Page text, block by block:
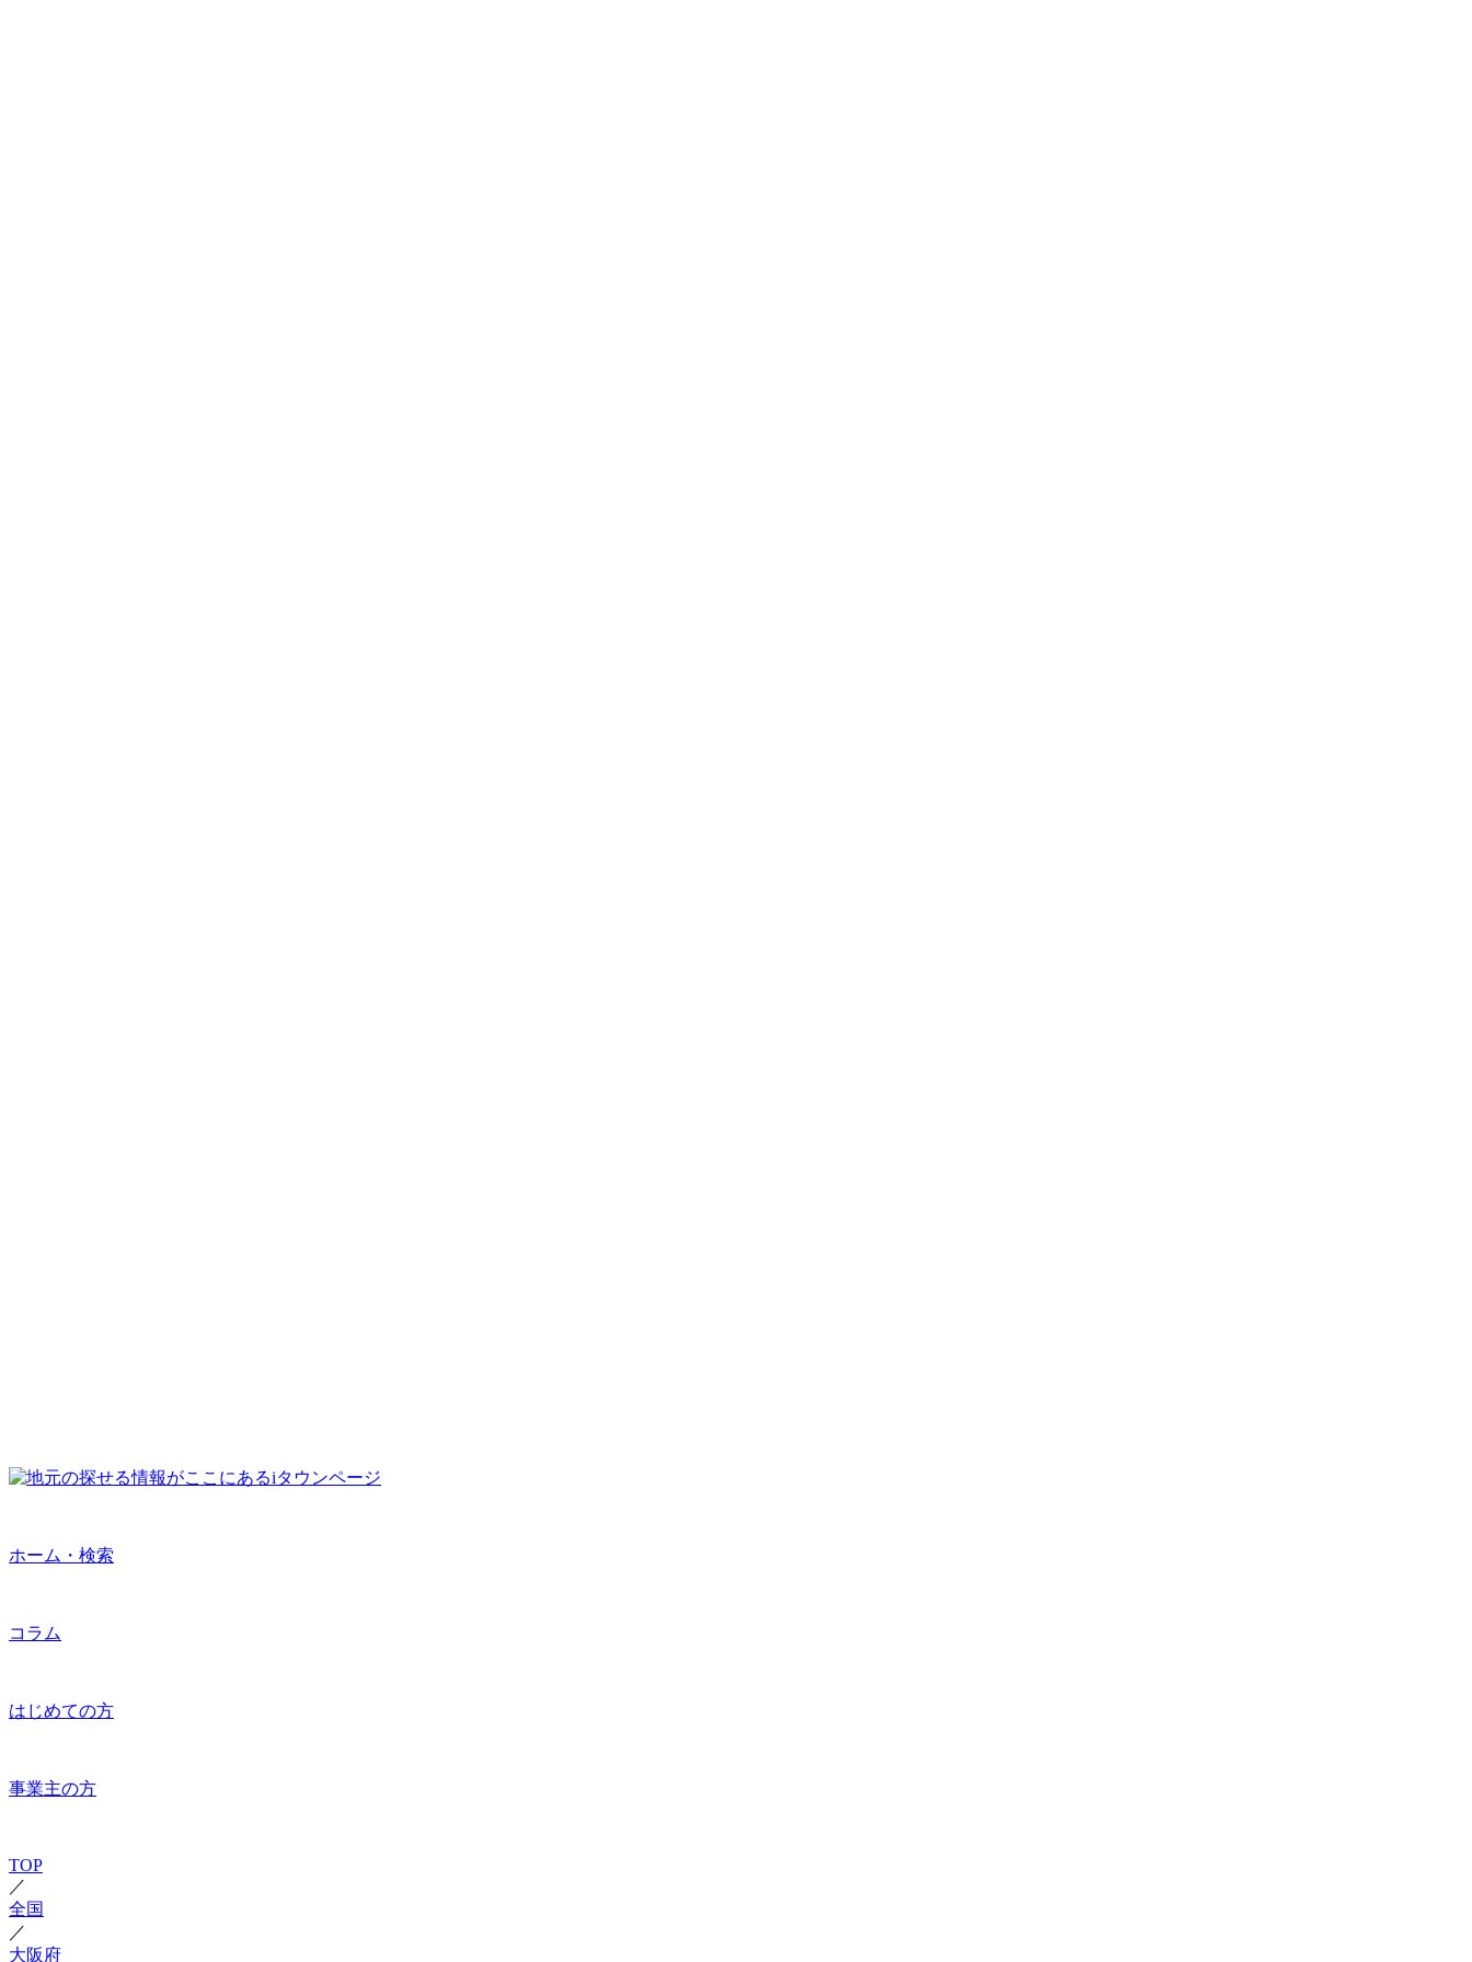
ホーム・検索
コラム
はじめての方
事業主の方
TOP
／
全国
／
大阪府